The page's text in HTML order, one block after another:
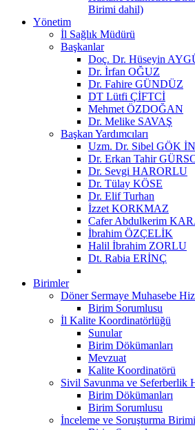
Birimi dahil)
Yönetim
İl Sağlık Müdürü
Başkanlar
Doç. Dr. Hüseyin
Dr. İrfan OĞUZ
Dr. Fahire GÜNDÜZ
DT Lütfi ÇİFTCİ
Mehmet ÖZDOĞAN
Dr. Melike SAVAŞ
Başkan Yardımcıları
Uzm. Dr. Sibel GÖK
Dr. Erkan Tahir
Dr. Sevgi HARORLU
Dr. Tülay KÖSE
Dr. Elif Turhan
İzzet KORKMAZ
Cafer Abdulkerim
İbrahim ÖZÇELİK
Halil İbrahim ZORLU
Dt. Rabia ERİNÇ
Birimler
Döner Sermaye Muhasebe
Birim Sorumlusu
İl Kalite Koordinatörlüğü
Sunular
Birim Dökümanları
Mevzuat
Kalite Koordinatörü
Sivil Savunma ve Seferberlik
Birim Dökümanları
Birim Sorumlusu
İnceleme ve Soruşturma Birimi